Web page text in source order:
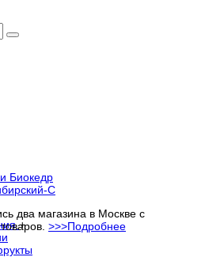
+
Биокедр
С
два магазина в Москве с
>>>Подробнее